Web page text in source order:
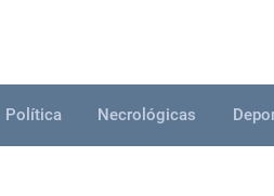
Política Necrológicas